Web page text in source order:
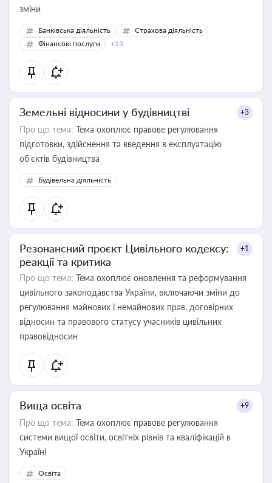
зміни
Банківська діяльність
Страхова діяльність
Фінансові послуги
+13
Земельні відносини у будівництві +3
Про що тема: Тема охоплює правове регулювання
підготовки, здійснення та введення в експлуатацію
об’єктів будівництва
Будівельна діяльність
Резонансний проєкт Цивільного кодексу:
реакції та критика
+1
Про що тема: Тема охоплює оновлення та реформування
цивільного законодавства України, включаючи зміни до
регулювання майнових і немайнових прав, договірних
відносин та правового статусу учасників цивільних
правовідносин
Вища освіта +9
Про що тема: Тема охоплює правове регулювання
системи вищої освіти, освітніх рівнів та кваліфікацій в
Україні
Освіта